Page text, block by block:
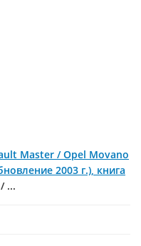
Master / Opel Movano
2003 г.), книга
/ ...